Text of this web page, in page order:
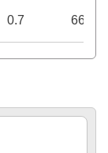
0.7 660